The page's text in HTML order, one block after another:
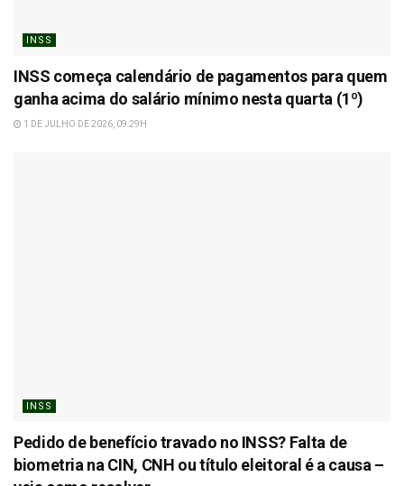
INSS
INSS começa calendário de pagamentos para quem
ganha acima do salário mínimo nesta quarta (1º)
1 DE JULHO DE 2026, 09:29H
INSS
Pedido de benefício travado no INSS? Falta de
biometria na CIN, CNH ou título eleitoral é a causa –